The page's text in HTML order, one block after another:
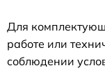
Для
работе или
соблюдении